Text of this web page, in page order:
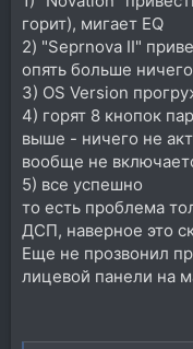
горит), мигает EQ
2) "Seprnova II"
опять больше
3) OS Version
4) горят 8 кнопок
выше - ничего не
вообще не
5) все успешно
то есть проблема
ДСП, наверное это
Еще не прозвонил
лицевой панели на